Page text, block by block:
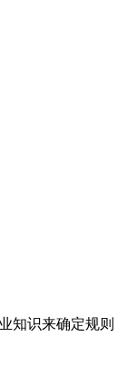
知识来确定规则